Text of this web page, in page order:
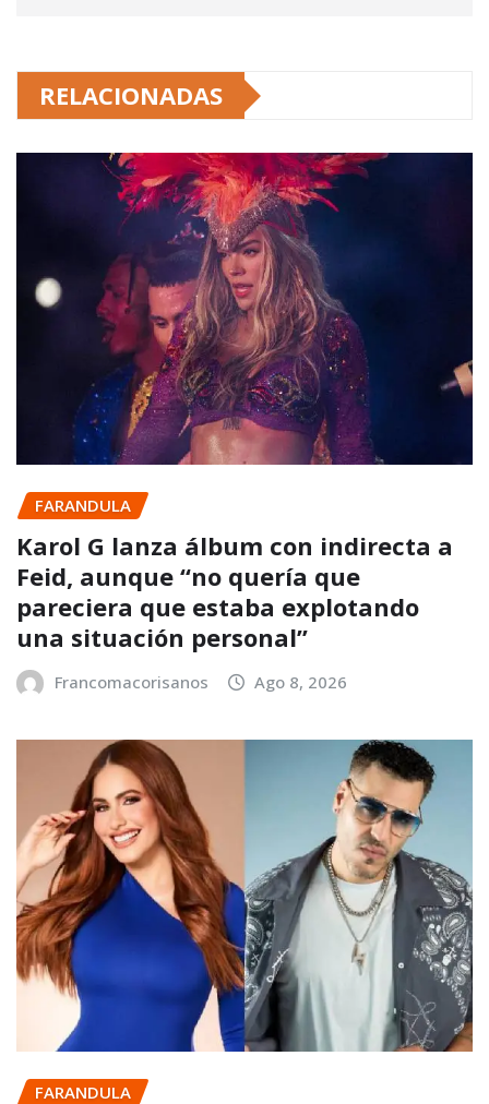
RELACIONADAS
FARANDULA
Karol G lanza álbum con indirecta a
Feid, aunque “no quería que
pareciera que estaba explotando
una situación personal”
Francomacorisanos Ago 8, 2026
FARANDULA